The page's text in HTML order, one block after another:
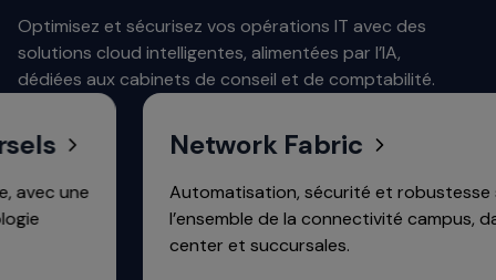
Optimisez et sécurisez vos opérations IT avec des
solutions cloud intelligentes, alimentées par l’IA,
dédiées aux cabinets de conseil et de comptabilité.
une
Network Fabric
Automatisation, sécurité et robustesse sur
l’ensemble de la connectivité campus, data
center et succursales.